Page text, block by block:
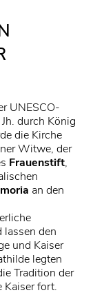
UNESCO-
durch König
die Kirche
Witwe, der
Frauenstift,
an den
lassen den
und Kaiser
legten
Tradition der
Kaiser fort.